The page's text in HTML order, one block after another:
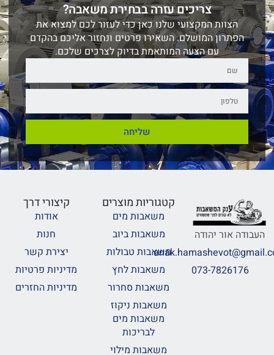
צריכים עזרה בבחירת משאבה?
הצוות המקצועי שלנו כאן כדי לעזור לכם למצוא את
הפתרון המושלם. השאירו פרטים ונחזור אליכם בהקדם
עם הצעה המותאמת בדיוק לצרכים שלכם.
שליחה
העבודה אור יהודה
073-7826176
קטגוריות מוצרים
משאבות מים
משאבות ביוב
משאבות טבולות
משאבות לחץ
משאבות סחרור
משאבות ניקוז
משאבות מים
לבריכות
משאבות מילוי
קיצורי דרך
אודות
חנות
יצירת קשר
מדיניות פרטיות
מדיניות החזרים